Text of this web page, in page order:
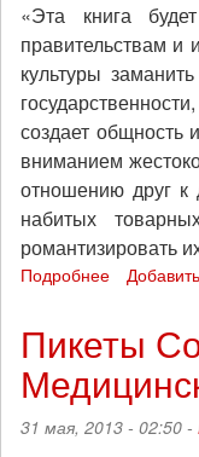
«Эта книга
правительствам
культуры
создает общность
вниманием
отношению друг к
набитых
романтизировать
Подробнее
Народная
США:
с
Пикеты
31 мая, 2013 - 02:50 -